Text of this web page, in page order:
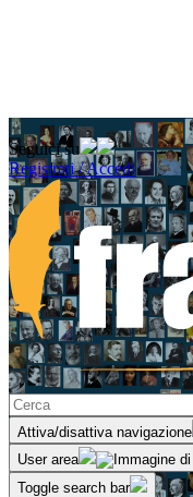
Seguici su
Registrati / Accedi
Attiva/disattiva navigazione
User area
Toggle search bar